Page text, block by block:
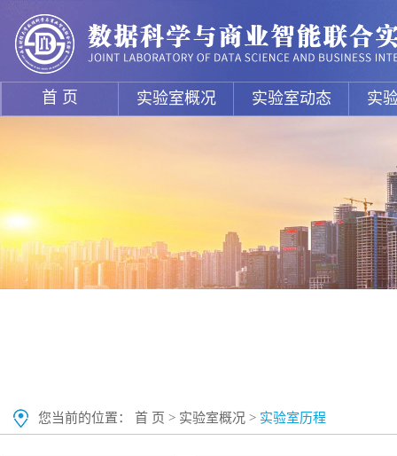
首 页 实验室概况 实验室动态 实
您当前的位置： 首 页 > 实验室概况 > 实验室历程